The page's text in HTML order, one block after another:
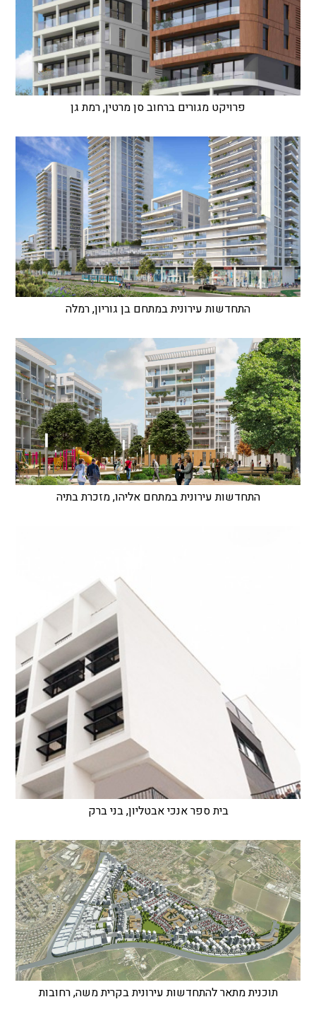
פרויקט מגורים ברחוב סן מרטין, רמת גן
התחדשות עירונית במתחם בן גוריון, רמלה
התחדשות עירונית במתחם אליהו, מזכרת בתיה
בית ספר אנכי אבטליון, בני ברק
תוכנית מתאר להתחדשות עירונית בקרית משה, רחובות